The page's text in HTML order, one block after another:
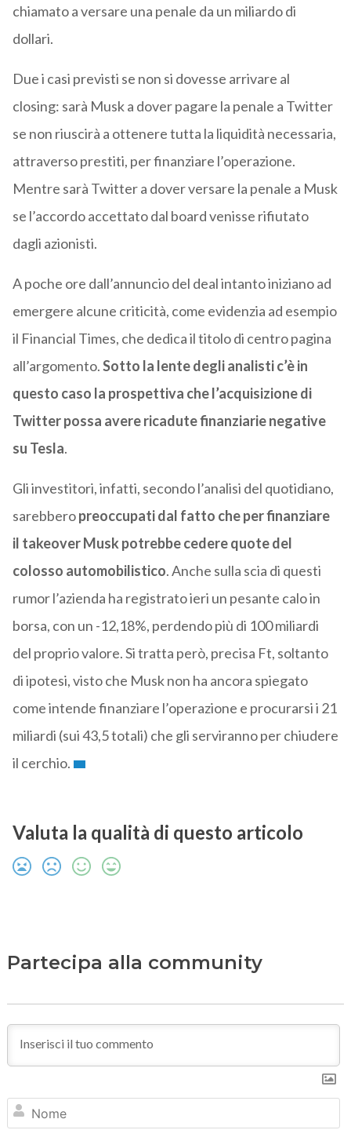
chiamato a versare una penale da un miliardo di
dollari.
Due i casi previsti se non si dovesse arrivare al
closing: sarà Musk a dover pagare la penale a Twitter
se non riuscirà a ottenere tutta la liquidità necessaria,
attraverso prestiti, per finanziare l’operazione.
Mentre sarà Twitter a dover versare la penale a Musk
se l’accordo accettato dal board venisse rifiutato
dagli azionisti.
A poche ore dall’annuncio del deal intanto iniziano ad
emergere alcune criticità, come evidenzia ad esempio
il Financial Times, che dedica il titolo di centro pagina
all’argomento.Sotto la lente degli analisti c’è in
questo caso la prospettiva che l’acquisizione di
Twitter possa avere ricadute finanziarie negative
su Tesla.
Gli investitori, infatti, secondo l’analisi del quotidiano,
sarebberopreoccupati dal fatto che per finanziare
il takeover Musk potrebbe cedere quote del
colosso automobilistico. Anche sulla scia di questi
rumor l’azienda ha registrato ieri un pesante calo in
borsa, con un -12,18%, perdendo più di 100 miliardi
del proprio valore. Si tratta però, precisa Ft, soltanto
di ipotesi, visto che Musk non ha ancora spiegato
come intende finanziare l’operazione e procurarsi i 21
miliardi (sui 43,5 totali) che gli serviranno per chiudere
il cerchio.
Valuta la qualità di questo articolo
Partecipa alla community